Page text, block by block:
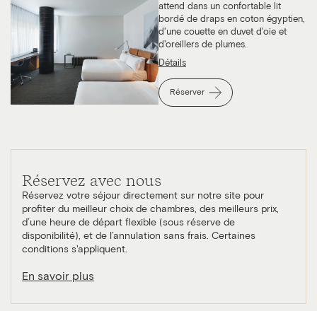
attend dans un confortable lit
bordé de draps en coton égyptien,
d'une couette en duvet d'oie et
d'oreillers de plumes.
Détails
Réserver
Réservez avec nous
Réservez votre séjour directement sur notre site pour
profiter du meilleur choix de chambres, des meilleurs prix,
d’une heure de départ flexible (sous réserve de
disponibilité), et de l’annulation sans frais. Certaines
conditions s'appliquent.
En savoir plus